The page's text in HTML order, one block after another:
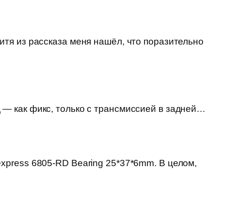
из рассказа меня нашёл, что поразительно
как фикс, только с трансмиссией в задней…
6805-RD Bearing 25*37*6mm. В целом,